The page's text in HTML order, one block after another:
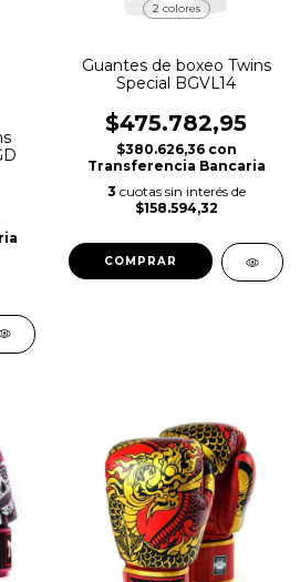
2 colores
Guantes de boxeo Twins
Special BGVL14
$475.782,95
$380.626,36 con
Transferencia Bancaria
3 cuotas sin interés de
$158.594,32
COMPRAR